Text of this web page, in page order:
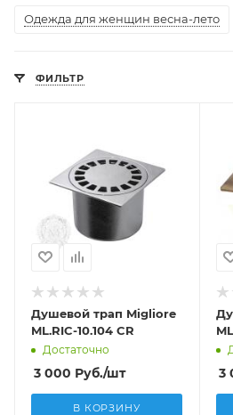
Одежда для женщин весна-лето
ФИЛЬТР
Душевой трап Migliore
ML.RIC-10.104 CR
Достаточно
3 000 Руб./шт
В КОРЗИНУ
3